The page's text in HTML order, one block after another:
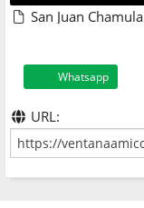
San Juan Chamula
Whatsapp
URL: